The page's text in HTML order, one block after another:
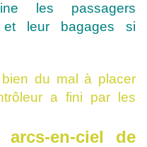
les passagers
et leur bagages si
du mal à placer
a fini par les
en-ciel de